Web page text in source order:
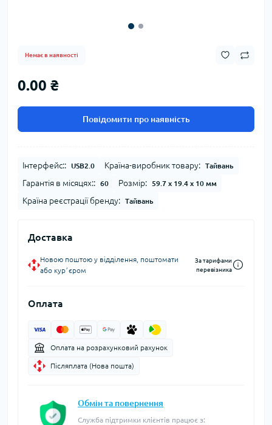
Немає в наявності
0.00 ₴
Повідомити про наявність
Інтерфейс:: USB2.0 Країна-виробник товару: Тайвань
Гарантія в місяцях:: 60 Розмір: 59.7 x 19.4 x 10 мм
Країна реєстрації бренду: Тайвань
Доставка
Новою поштою у відділення, поштомати
або курʼєром
За тарифами
перевізника
Оплата
Оплата на розрахунковий рахунок
Післяплата (Нова пошта)
Обмін та повернення
Служба підтримки клієнтів працює з: